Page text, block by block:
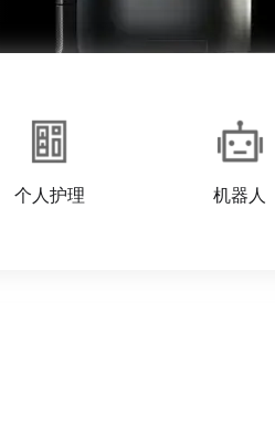
个人护理 机器人